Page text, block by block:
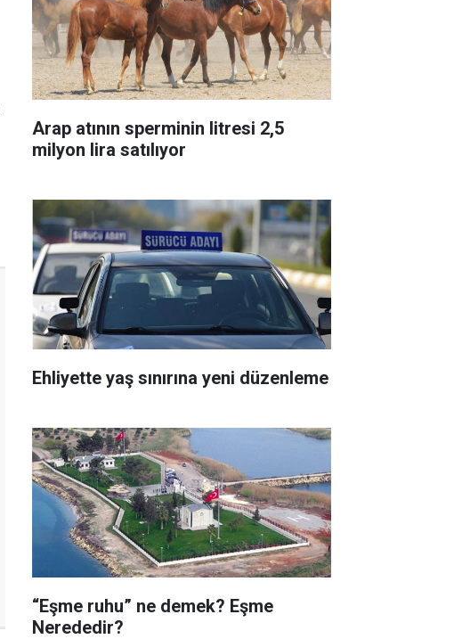
Arap atının sperminin litresi 2,5
milyon lira satılıyor
Ehliyette yaş sınırına yeni düzenleme
“Eşme ruhu” ne demek? Eşme
Nerededir?